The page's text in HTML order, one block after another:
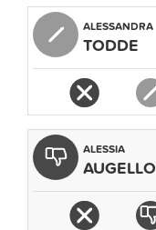
ALESSANDRA
TODDE
ALESSIA
AUGELLO